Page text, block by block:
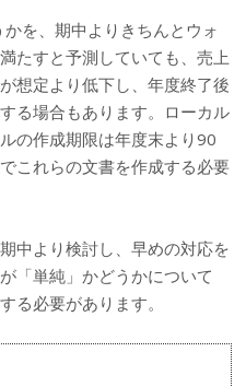
を、期中よりきちんとウォ
たすと予測していても、売上
想定より低下し、年度終了後
る場合もあります。ローカル
の作成期限は年度末より90
これらの文書を作成する必要
中より検討し、早めの対応を
「単純」かどうかについて
る必要があります。